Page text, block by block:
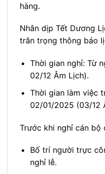
hàng.
Nhân dịp Tết Dương
trân trọng thông báo
Thời gian nghỉ: Từ
02/12 Âm Lịch).
Thời gian làm việc
02/01/2025 (03/12
Trước khi nghỉ cán bộ
Bố trí người trực
nghỉ lễ.